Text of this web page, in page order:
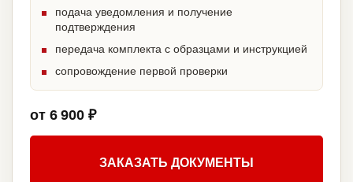
подача уведомления и получение
подтверждения
передача комплекта с образцами и инструкцией
сопровождение первой проверки
от 6 900 ₽
ЗАКАЗАТЬ ДОКУМЕНТЫ